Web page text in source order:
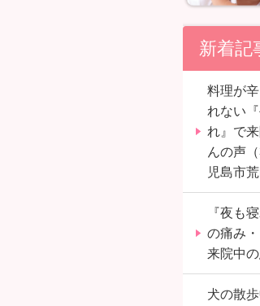
新着記
料理が
れない
れ』で
んの声
児島市荒
『夜も
の痛み
来院中
犬の散